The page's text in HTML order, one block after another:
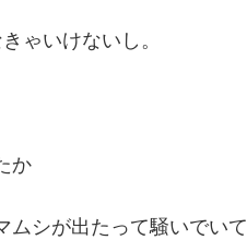
ゃいけないし。
か
ムシが出たって騒いでいて